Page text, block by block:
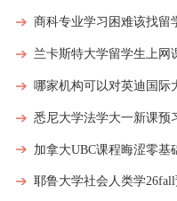
商科专业学习困难该找留
兰卡斯特大学留学生上网
悉尼大学法学大一新课预
加拿大UBC课程晦涩零基
耶鲁大学社会人类学